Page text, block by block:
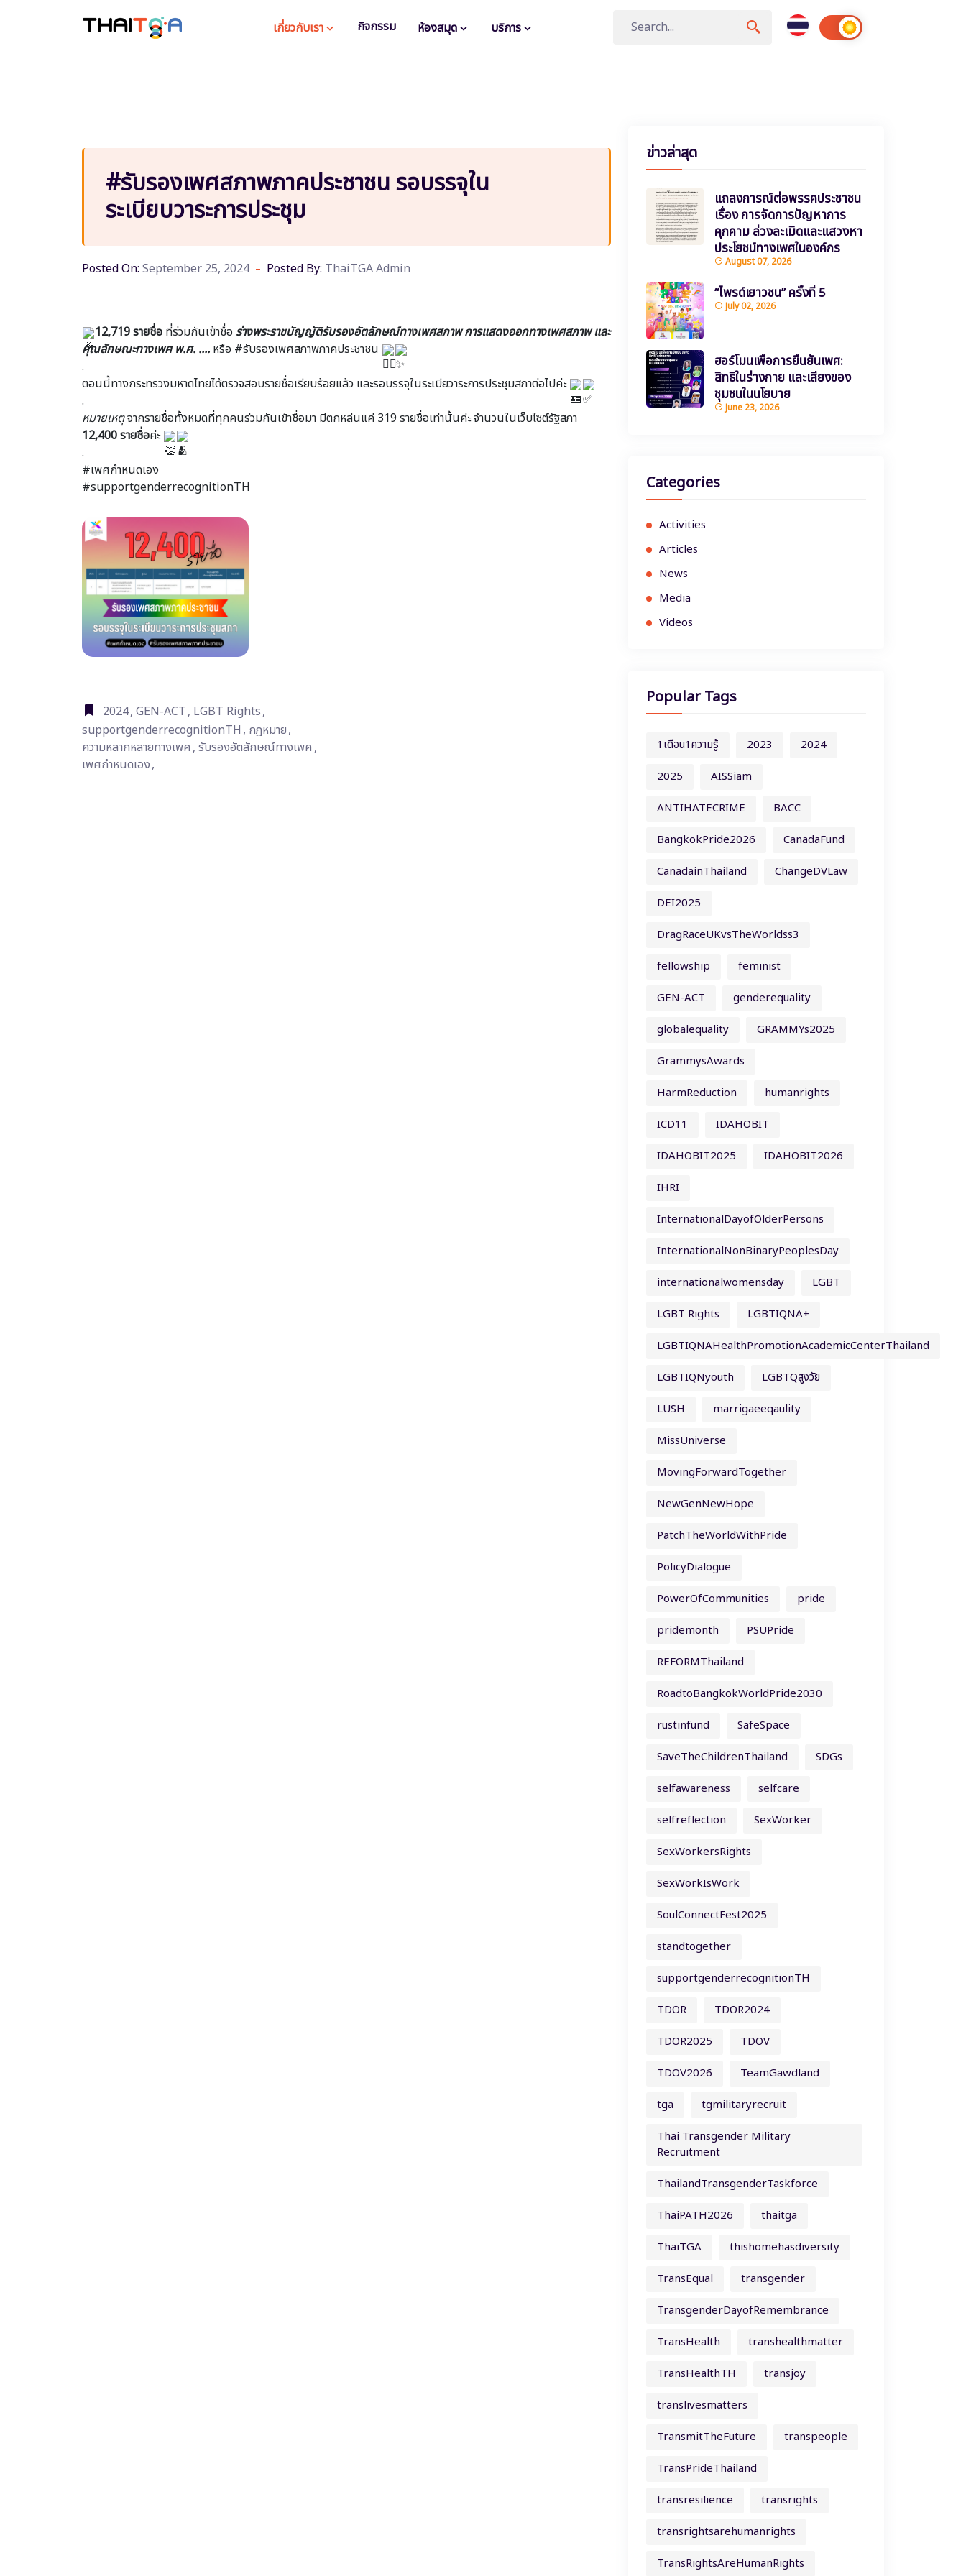
เกี่ยวกับเรา กิจกรรม ห้องสมุด บริการ
#รับรองเพศสภาพภาคประชาชน รอบรรจุใน
ระเบียบวาระการประชุม
Posted On: September 25, 2024 Posted By: ThaiTGA Admin
12,719 รายชื่อ ที่ร่วมกันเข้าชื่อ ร่างพระราชบัญญัติรับรองอัตลักษณ์ทางเพศสภาพ การแสดงออกทางเพศสภาพ และ
คุณลักษณะทางเพศ พ.ศ. .... หรือ #รับรองเพศสภาพภาคประชาชน
.
ตอนนี้ทางกระทรวงมหาดไทยได้ตรวจสอบรายชื่อเรียบร้อยแล้ว และรอบรรจุในระเบียวาระการประชุมสภาต่อไปค่ะ
.
หมายเหตุจากรายชื่อทั้งหมดที่ทุกคนร่วมกันเข้าชื่อมา มีตกหล่นแค่ 319 รายชื่อเท่านั้นค่ะ จำนวนในเว็บไซต์รัฐสภา
12,400 รายชื่อค่ะ
.
#เพศกำหนดเอง
#supportgenderrecognitionTH
2024, GEN-ACT, LGBT Rights,
supportgenderrecognitionTH, กฎหมาย,
ความหลากหลายทางเพศ, รับรองอัตลักษณ์ทางเพศ,
เพศกำหนดเอง,
ข่าวล่าสุด
แถลงการณ์ต่อพรรคประชาชน
เรื่อง การจัดการปัญหาการ
คุกคาม ล่วงละเมิดและแสวงหา
ประโยชน์ทางเพศในองค์กร
August 07, 2026
“ไพรด์เยาวชน” ครั้งที่ 5
July 02, 2026
ฮอร์โมนเพื่อการยืนยันเพศ:
สิทธิในร่างกาย และเสียงของ
ชุมชนในนโยบาย
June 23, 2026
Categories
Activities
Articles
News
Media
Videos
Popular Tags
1เดือน1ความรู้ 2023
2024
2025
AISSiam
ANTIHATECRIME
BACC
BangkokPride2026
CanadaFund
CanadainThailand
ChangeDVLaw
DEI2025
DragRaceUKvsTheWorldss3
fellowship
feminist
GEN-ACT
genderequality
globalequality
GRAMMYs2025
GrammysAwards
HarmReduction
humanrights
ICD11
IDAHOBIT
IDAHOBIT2025
IDAHOBIT2026
IHRI
InternationalDayofOlderPersons
InternationalNonBinaryPeoplesDay
internationalwomensday
LGBT
LGBT Rights
LGBTIQNA+
LGBTIQNAHealthPromotionAcademicCenterThailand
LGBTIQNyouth
LGBTQสูงวัย
LUSH
marrigaeeqaulity
MissUniverse
MovingForwardTogether
NewGenNewHope
PatchTheWorldWithPride
PolicyDialogue
PowerOfCommunities
pride
pridemonth
PSUPride
REFORMThailand
RoadtoBangkokWorldPride2030
rustinfund
SafeSpace
SaveTheChildrenThailand
SDGs
selfawareness
selfcare
selfreflection
SexWorker
SexWorkersRights
SexWorkIsWork
SoulConnectFest2025
standtogether
supportgenderrecognitionTH
TDOR
TDOR2024
TDOR2025
TDOV
TDOV2026
TeamGawdland
tga
tgmilitaryrecruit
Thai Transgender Military
Recruitment
ThailandTransgenderTaskforce
ThaiPATH2026
thaitga
ThaiTGA
thishomehasdiversity
TransEqual
transgender
TransgenderDayofRemembrance
TransHealth
transhealthmatter
TransHealthTH
transjoy
translivesmatters
TransmitTheFuture
transpeople
TransPrideThailand
transresilience
transrights
transrightsarehumanrights
TransRightsAreHumanRights